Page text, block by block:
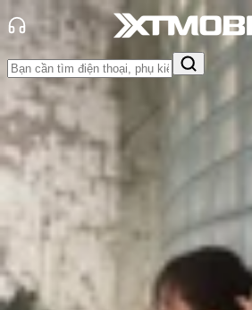
Trang chủ
Tin tức
Hỏi đáp
Tin Mới
Đánh Giá - Trên Tay
Thủ thuật
hàng - Sự kiện
iPhone Air có gì mới?
tính năng nổi bật trên